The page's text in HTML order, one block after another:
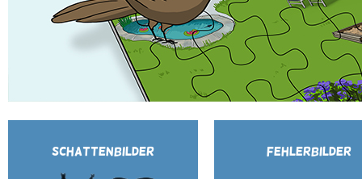
SCHATTENBILDER FEHLERBILDER